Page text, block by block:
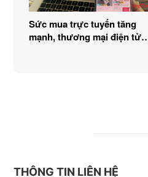
Sức mua trực tuyến tăng
mạnh, thương mại điện tử
THÔNG TIN LIÊN HỆ